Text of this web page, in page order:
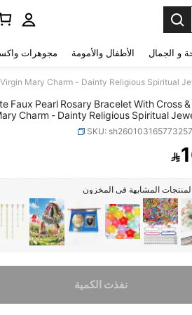
و الجمال الأطفال والأمومة مجوهرات
Faux Pearl Rosary Bracelet With Cross
Charm - Dainty Religious Spiritual
Women
SKU:
AND 
المشابهة في المخزون
نفذت الكمية
بيع هذا المنتج.